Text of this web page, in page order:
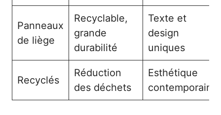
Panneaux
de liège
Recyclable,
grande
durabilité
Texte et
design
uniques
Recyclés
Réduction
des déchets
Esthétique
contemporaine